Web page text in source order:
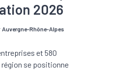
2026
Auvergne-Rhône-Alpes
et 580
se positionne